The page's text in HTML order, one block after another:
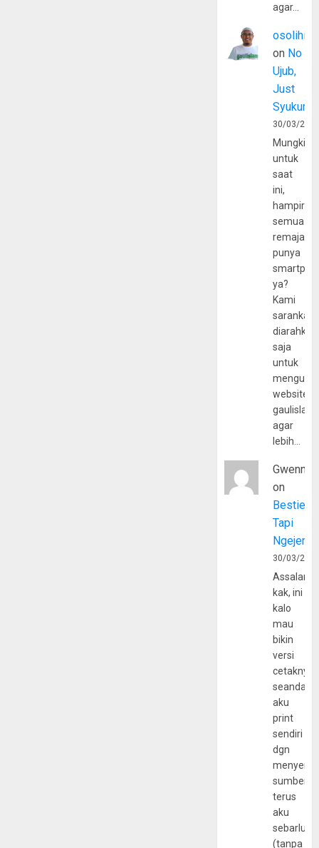
agar…
osolihin
on No
Ujub,
Just
Syukur
30/03/
Mungkin
untuk
saat
ini,
hampir
semua
remaja
punya
ya?
Kami
sarankan,
diarahkan
saja
untuk
website
agar
lebih…
Gwenny
on
Bestie
Tapi
30/03/
kak, ini
kalo
mau
bikin
versi
cetaknya
aku
print
sendiri
dgn
sumber
terus
aku
(tanpa